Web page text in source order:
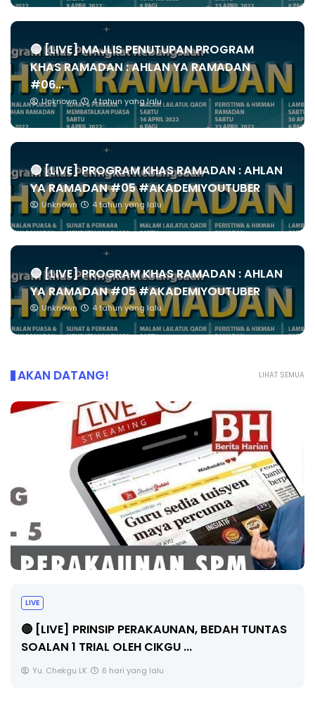
🔴 [LIVE] MAJLIS PENUTUPAN PROGRAM
KHAS RAMADAN : AHLAN YA RAMADAN
#06...
Unknown 4 tahun yang lalu
🔴 [LIVE] PROGRAM KHAS RAMADAN : AHLAN
YA RAMADAN #05 #AKADEMIYOUTUBER
Unknown 4 tahun yang lalu
🔴 [LIVE] PROGRAM KHAS RAMADAN : AHLAN
YA RAMADAN #05 #AKADEMIYOUTUBER
Unknown 4 tahun yang lalu
LIHAT SEMUA
AKAN DATANG!
LIVE
🔴 [LIVE] PRINSIP PERAKAUNAN, BEDAH TUNTAS
SOALAN 1 TRIAL OLEH CIKGU ...
Yu. Chekgu LK 6 hari yang lalu